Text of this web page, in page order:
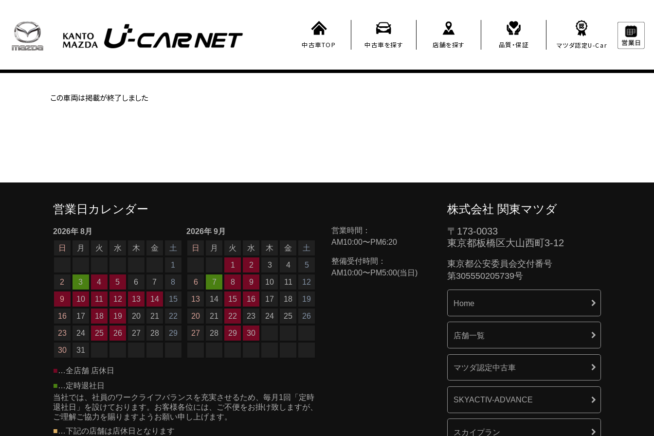
中古車TOP 中古車を探す 店舗を探す 品質・保証 マツダ認定U-Car
この車両は掲載が終了しました
営業日カレンダー
2026年 8月
日
月 火 水 木 金
土
1
2
3 4 5 6 7
8
9
10 11 12 13 14
15
16
17 18 19 20 21
22
23
24 25 26 27 28
29
30
31
2026年9月
日
月 火 水 木 金
土
1
2 3 4
5
6
7 8 9 10 11
12
13
14 15 16 17 18
19
20
21 22 23 24 25
26
27
28 29 30
■…全店舗 店休日
■…定時退社日
当社では、社員のワークライフバランスを充実させるため、毎月1回「定時
退社日」を設けております。お客様各位には、ご不便をお掛け致しますが、
ご理解ご協力を賜りますようお願い申し上げます。
■…下記の店舗は店休日となります
営業時間：
AM10:00〜PM6:20
整備受付時間：
AM10:00〜PM5:00(当日)
株式会社 関東マツダ
〒173-0033
東京都板橋区大山西町3-12
東京都公安委員会交付番号
第305550205739号
Home
店舗一覧
マツダ認定中古車
SKYACTIV-ADVANCE
スカイプラン